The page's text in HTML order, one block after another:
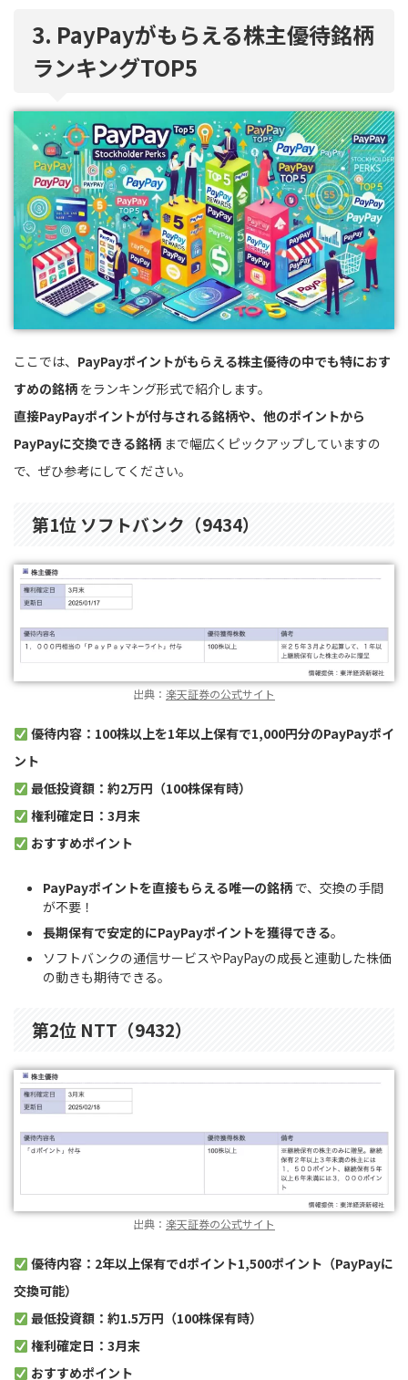
3. PayPayがもらえる株主優待銘柄
ランキングTOP5
ここでは、 PayPayポイントがもらえる株主優待の中でも特におす
すめの銘柄 をランキング形式で紹介します。
直接PayPayポイントが付与される銘柄や、他のポイントから
PayPayに交換できる銘柄 まで幅広くピックアップしていますの
で、ぜひ参考にしてください。
第1位 ソフトバンク（9434）
出典： 楽天証券の公式サイト
優待内容：100株以上を1年以上保有で1,000円分のPayPayポイ
ント
最低投資額：約2万円（100株保有時）
権利確定日：3月末
おすすめポイント
PayPayポイントを直接もらえる唯一の銘柄 で、交換の手間
が不要！
長期保有で安定的にPayPayポイントを獲得できる。
ソフトバンクの通信サービスやPayPayの成長と連動した株価
の動きも期待できる。
第2位 NTT（9432）
出典： 楽天証券の公式サイト
優待内容：2年以上保有でdポイント1,500ポイント（PayPayに
交換可能）
最低投資額：約1.5万円（100株保有時）
権利確定日：3月末
おすすめポイント